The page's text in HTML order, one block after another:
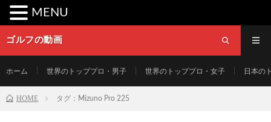
ゴルフの動画
ホーム 世界のトッププロ・男子 世界のトッププロ・女子 日本の
HOME タグ：Mizuno Pro 225
MENU